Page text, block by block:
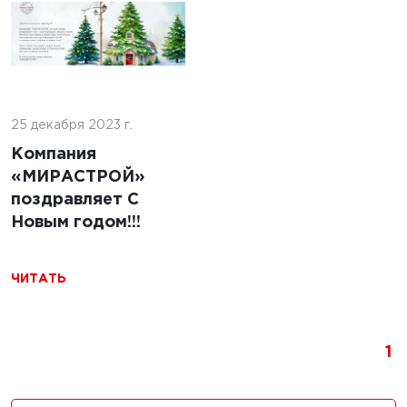
25 декабря 2023 г.
Компания
«МИРАСТРОЙ»
поздравляет С
Новым годом!!!
ЧИТАТЬ
1
г.
с
из
Строительство
беспилотных
авиационных
систем: